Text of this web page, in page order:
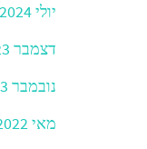
יולי 2024
דצמבר 2023
נובמבר 2023
מאי 2022